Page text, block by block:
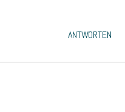
ANTWORTEN